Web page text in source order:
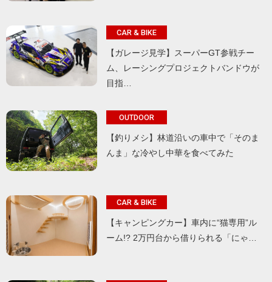
CAR & BIKE
【ガレージ見学】スーパーGT参戦チー
ム、レーシングプロジェクトバンドウが
目指…
OUTDOOR
【釣りメシ】林道沿いの車中で「そのま
んま」な冷やし中華を食べてみた
CAR & BIKE
【キャンピングカー】車内に“猫専用”ル
ーム!? 2万円台から借りられる「にゃ…